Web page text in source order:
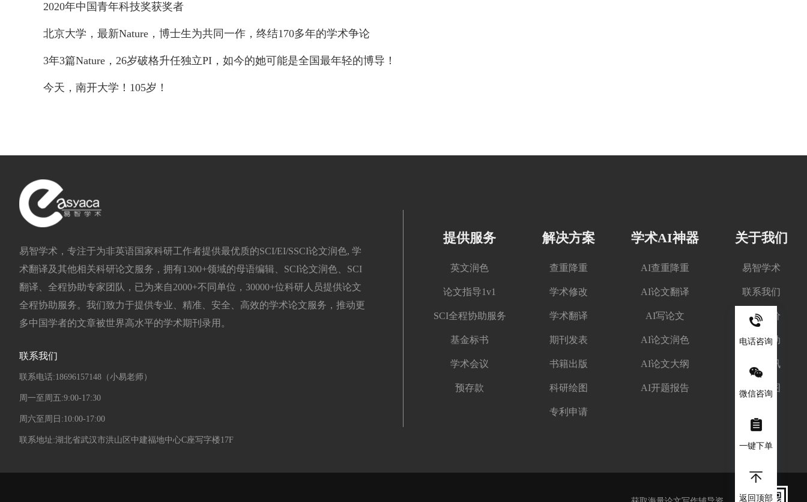
2020年中国青年科技奖获奖者
北京大学，最新Nature，博士生为共同一作，终结170多年的学术争论
3年3篇Nature，26岁破格升任独立PI，如今的她可能是全国最年轻的博导！
今天，南开大学！105岁！
电话咨询
微信咨询
一键下单
返回顶部
易智学术，专注于为非英语国家科研工作者提供最优质的SCI/EI/SSCI论文润色, 学
术翻译及其他相关科研论文服务，拥有1300+领域的母语编辑、SCI论文润色、SCI
翻译、全程协助专家团队，已为来自2000+不同单位，30000+位科研人员提供论文
全程协助服务。我们致力于提供专业、精准、安全、高效的学术论文服务，推动更
多中国学者的文章被世界高水平的学术期刊录用。
联系我们
联系电话:18696157148（小易老师）
周一至周五:9:00-17:30
周六至周日:10:00-17:00
联系地址:湖北省武汉市洪山区中建福地中心C座写字楼17F
提供服务
英文润色
论文指导1v1
SCI全程协助服务
基金标书
学术会议
预存款
解决方案
查重降重
学术修改
学术翻译
期刊发表
书籍出版
科研绘图
专利申请
学术AI神器
AI查重降重
AI论文翻译
AI写论文
AI论文润色
AI论文大纲
AI开题报告
关于我们
易智学术
联系我们
客户评价
优惠活动
学术资讯
网站地图